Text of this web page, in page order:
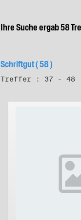
Ihre Suche ergab 58
Schriftgut ( 58 )
Treffer : 37 - 48